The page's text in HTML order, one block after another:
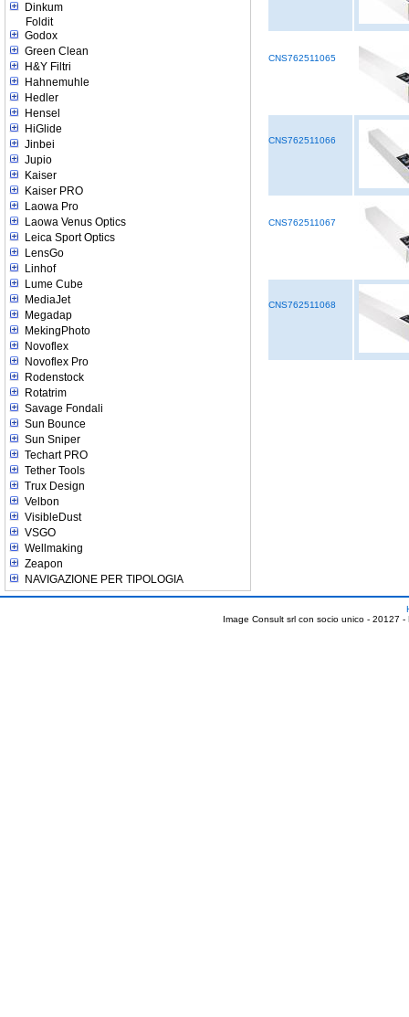
Dinkum
Foldit
Godox
Green Clean
H&Y Filtri
Hahnemuhle
Hedler
Hensel
HiGlide
Jinbei
Jupio
Kaiser
Kaiser PRO
Laowa Pro
Laowa Venus Optics
Leica Sport Optics
LensGo
Linhof
Lume Cube
MediaJet
Megadap
MekingPhoto
Novoflex
Novoflex Pro
Rodenstock
Rotatrim
Savage Fondali
Sun Bounce
Sun Sniper
Techart PRO
Tether Tools
Trux Design
Velbon
VisibleDust
VSGO
Wellmaking
Zeapon
NAVIGAZIONE PER TIPOLOGIA
CNS762511065
CNS762511066
CNS762511067
CNS762511068
Image Consult srl con socio unico - 20127